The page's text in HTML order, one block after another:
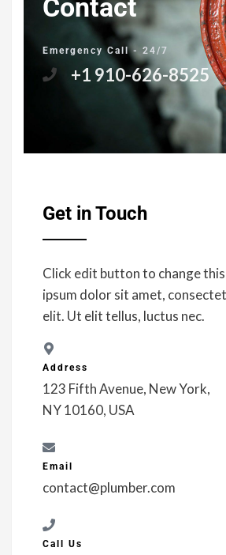
Contact
Emergency Call - 24/7
+1 910-626-8525
Get in Touch
Click edit button to change
ipsum dolor sit amet,
elit. Ut elit tellus, luctus nec.
Address
123 Fifth Avenue, New York,
NY 10160, USA
Email
contact@plumber.com
Call Us